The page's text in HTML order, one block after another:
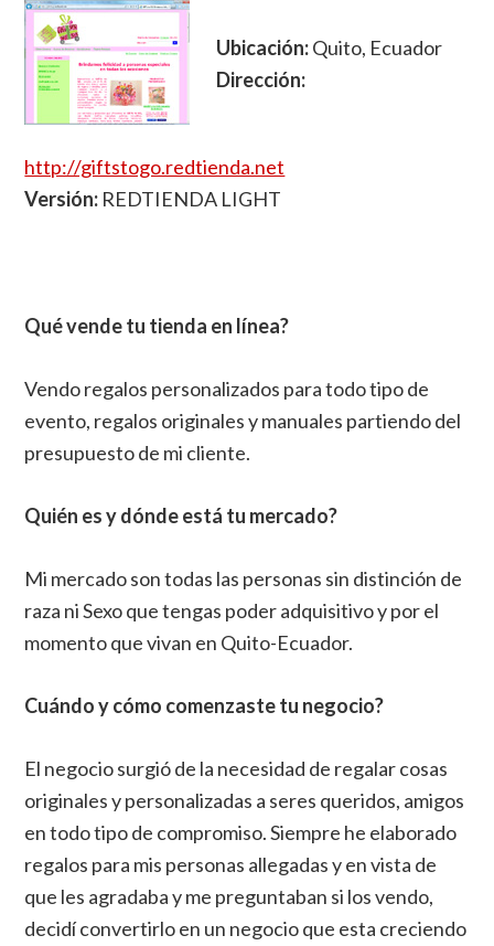
Ubicación:Quito, Ecuador
Dirección:
http://giftstogo.redtienda.net
Versión: REDTIENDA LIGHT
Qué vende tu tienda en línea?
Vendo regalos personalizados para todo tipo de
evento, regalos originales y manuales partiendo del
presupuesto de mi cliente.
Quién es y dónde está tu mercado?
Mi mercado son todas las personas sin distinción de
raza ni Sexo que tengas poder adquisitivo y por el
momento que vivan en Quito-Ecuador.
Cuándo y cómo comenzaste tu negocio?
El negocio surgió de la necesidad de regalar cosas
originales y personalizadas a seres queridos, amigos
en todo tipo de compromiso. Siempre he elaborado
regalos para mis personas allegadas y en vista de
que les agradaba y me preguntaban si los vendo,
decidí convertirlo en un negocio que esta creciendo